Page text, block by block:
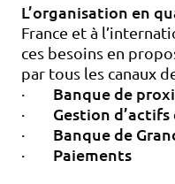
L’organisation en
France et à
ces besoins en
par tous les canaux
· Banque de
· Gestion
· Banque de
· Paiements